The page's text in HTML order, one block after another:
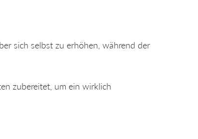
sich selbst zu erhöhen, während der
zubereitet, um ein wirklich